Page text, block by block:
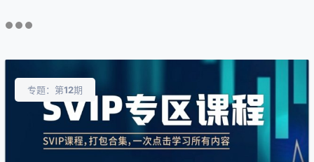
专题：第12期